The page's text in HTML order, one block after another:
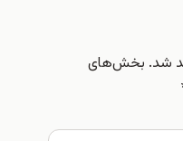
بخش‌های